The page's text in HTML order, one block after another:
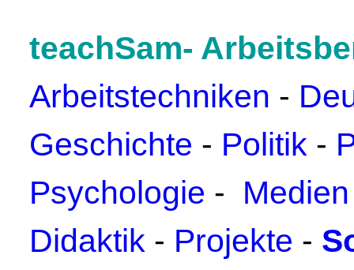
teachSam-
Arbeitstechniken -
Geschichte - Politik -
Psychologie - Medien
Didaktik - Projekte -